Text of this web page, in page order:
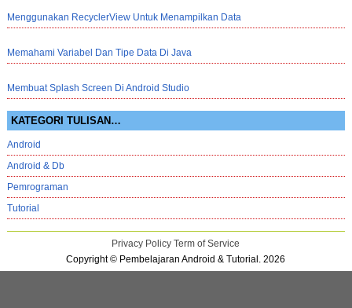
Menggunakan RecyclerView Untuk Menampilkan Data
Memahami Variabel Dan Tipe Data Di Java
Membuat Splash Screen Di Android Studio
KATEGORI TULISAN…
Android
Android & Db
Pemrograman
Tutorial
Privacy Policy Term of Service
Copyright © Pembelajaran Android & Tutorial. 2026